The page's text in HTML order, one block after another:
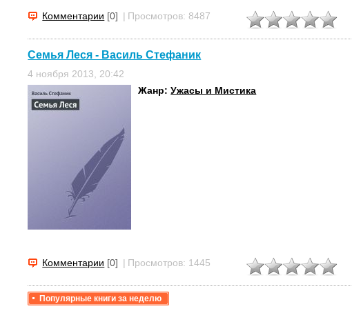
Комментарии [0] | Просмотров: 8487
Семья Леся - Василь Стефаник
4 ноября 2013, 20:42
Жанр:Ужасы и Мистика
Комментарии [0] | Просмотров: 1445
Популярные книги за неделю